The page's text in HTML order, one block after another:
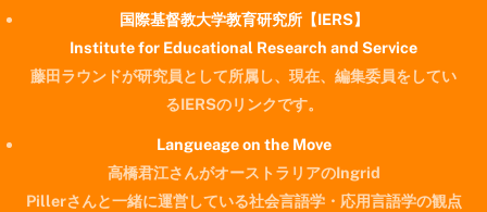
国際基督教大学教育研究所【IERS】
Institute for Educational Research and Service
藤田ラウンドが研究員として所属し、現在、編集委員をしてい
るIERSのリンクです。
Langueage on the Move
高橋君江さんがオーストラリアのIngrid
Pillerさんと一緒に運営している社会言語学・応用言語学の観点